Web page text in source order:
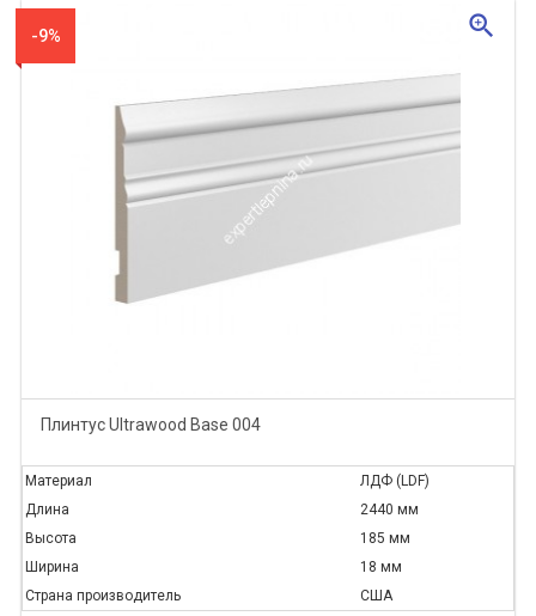
-9%
Плинтус Ultrawood Base 004
Материал
ЛДФ (LDF)
Длина
2440 мм
Высота
185 мм
Ширина
18 мм
Страна производитель
США
zoom_in